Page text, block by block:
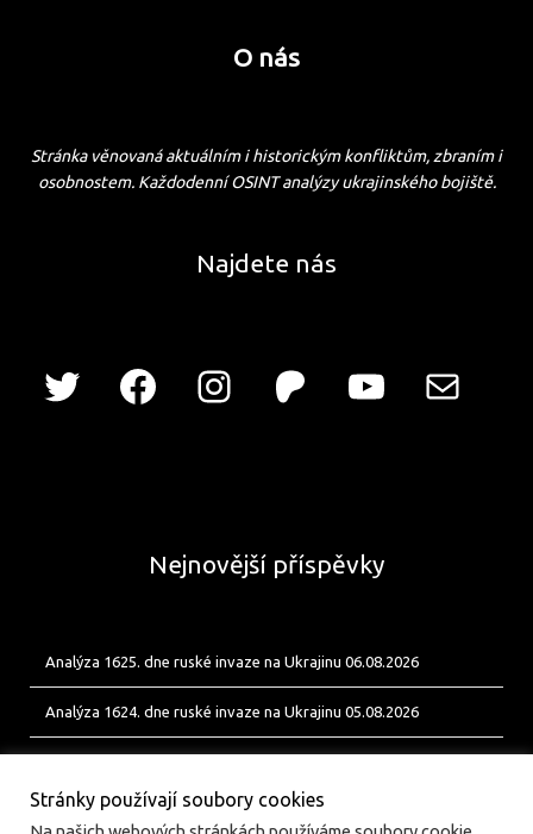
O nás
Stránka věnovaná aktuálním i historickým konfliktům, zbraním i
osobnostem. Každodenní OSINT analýzy ukrajinského bojiště.
Najdete nás
Nejnovější příspěvky
Analýza 1625. dne ruské invaze na Ukrajinu 06.08.2026
Analýza 1624. dne ruské invaze na Ukrajinu 05.08.2026
Stránky používají soubory cookies